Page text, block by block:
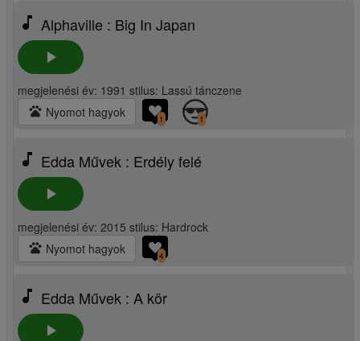
music_note Alphaville : Big In Japan
play_arrow
megjelenési év: 1991 stilus: Lassú tánczene
pets Nyomot hagyok 1 1
music_note Edda Művek : Erdély felé
play_arrow
megjelenési év: 2015 stilus: Hardrock
pets Nyomot hagyok 4
music_note Edda Művek : A kör
play_arrow